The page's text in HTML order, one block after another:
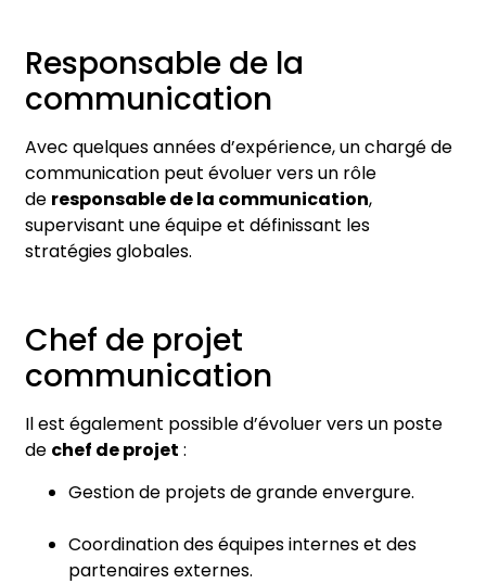
Responsable de la
communication
Avec quelques années d’expérience, un chargé de
communication peut évoluer vers un rôle
de responsable de la communication,
supervisant une équipe et définissant les
stratégies globales.
Chef de projet
communication
Il est également possible d’évoluer vers un poste
de chef de projet :
Gestion de projets de grande envergure.
Coordination des équipes internes et des
partenaires externes.